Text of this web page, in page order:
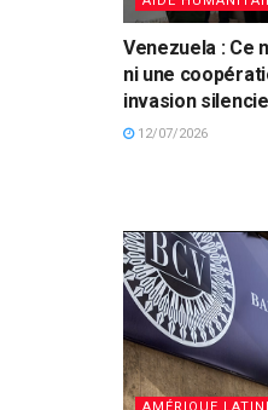
Venezuela : Ce
ni une
invasion
12/07/2026